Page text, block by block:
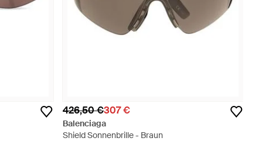
426,50 €307 €
Balenciaga
Shield Sonnenbrille - Braun